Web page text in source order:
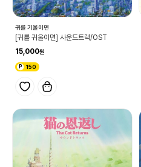
귀를 기울이면
[귀를 귀울이면] 사운드트랙/OST
15,000
150